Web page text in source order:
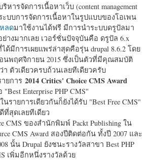
ารจัดการเนื้อหาเว็บ (content management
ะบบการจัดการเนื้อหาในรูปแบบของโอเพน
ลดมาใช้งานได้ฟรี มีการนำระบบดรูปัลมา
างมากเลย เวอร์ชั่นปัจจุบันคือ ดรูปัล 6.x
ด้มีการเผยแพร่ล่าสุดคือรุ่น drupal 8.6.2 โดย
นพฤศจิกายน 2015 ซึ่งเป็นตัวที่มีคุณสมบัติ
า ตัวเดียวครบถ้วนเลยทีเดียวครับ
การ 2014 Critics' Choice CMS Award
"Best Enterprise PHP CMS"
นรายการเดียวกันก็ยังได้รับ "Best Free CMS"
ที่สุดเลยทีเดียว
CMS ของสำนักพิมพ์ Packt Publishing ใน
CMS Award สองปีติดต่อกัน ทั้งปี 2007 และ
นั้น Drupal ยังชนะรางวัลสาขา Best PHP
เพิ่มอีกหนึ่งรางวัลด้วย